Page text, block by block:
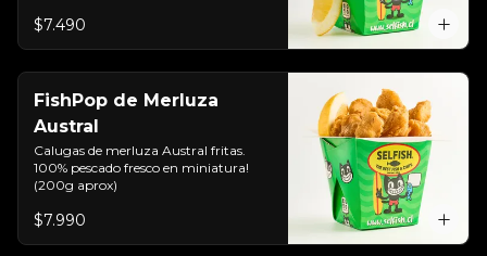
$7.490
FishPop de Merluza
Austral
Calugas de merluza Austral fritas.
100% pescado fresco en miniatura!
(200g aprox)
$7.990